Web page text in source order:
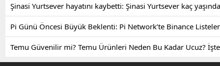
Şinasi Yurtsever hayatını kaybetti: Şinasi Yurtsever kaç
Pi Günü Öncesi Büyük Beklenti: Pi Network’te Binance
Temu Güvenilir mi? Temu Ürünleri Neden Bu Kadar Ucuz?